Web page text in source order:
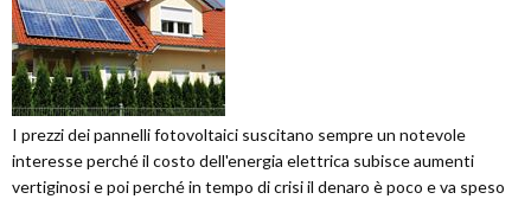
I prezzi dei pannelli fotovoltaici suscitano sempre un notevole
interesse perché il costo dell'energia elettrica subisce aumenti
vertiginosi e poi perché in tempo di crisi il denaro è poco e va speso